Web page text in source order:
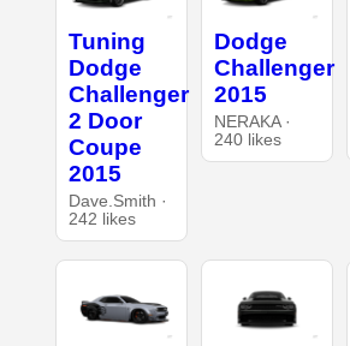
Tuning
Dodge
Challenger
2 Door
Coupe
2015
Dave.Smith ·
242 likes
Dodge
Challenger
2015
NERAKA ·
240 likes